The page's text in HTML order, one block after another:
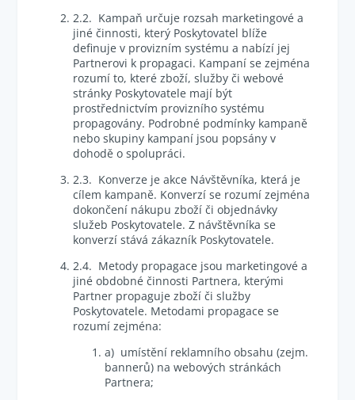
2.2. Kampaň určuje rozsah marketingové a
jiné činnosti, který Poskytovatel blíže
definuje v provizním systému a nabízí jej
Partnerovi k propagaci. Kampaní se zejména
rozumí to, které zboží, služby či webové
stránky Poskytovatele mají být
prostřednictvím provizního systému
propagovány. Podrobné podmínky kampaně
nebo skupiny kampaní jsou popsány v
dohodě o spolupráci.
2.3. Konverze je akce Návštěvníka, která je
cílem kampaně. Konverzí se rozumí zejména
dokončení nákupu zboží či objednávky
služeb Poskytovatele. Z návštěvníka se
konverzí stává zákazník Poskytovatele.
2.4. Metody propagace jsou marketingové a
jiné obdobné činnosti Partnera, kterými
Partner propaguje zboží či služby
Poskytovatele. Metodami propagace se
rozumí zejména:
a) umístění reklamního obsahu (zejm.
bannerů) na webových stránkách
Partnera;